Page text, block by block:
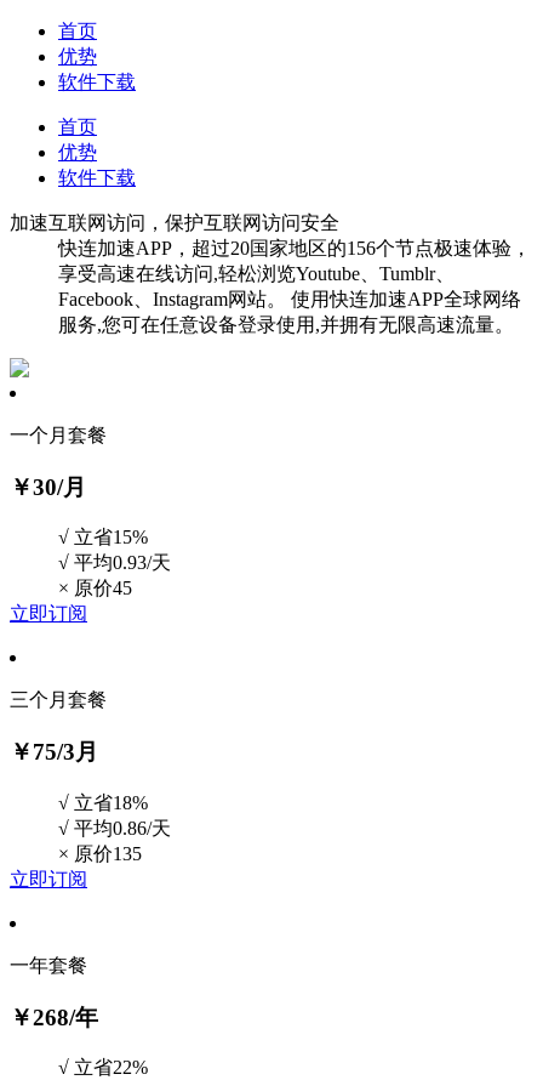
首页
优势
软件下载
首页
优势
软件下载
加速互联网访问，保护互联网访问安全
快连加速APP，超过20国家地区的156个节点极速体验，
享受高速在线访问,轻松浏览Youtube、Tumblr、
Facebook、Instagram网站。 使用快连加速APP全球网络
服务,您可在任意设备登录使用,并拥有无限高速流量。
一个月套餐
￥30/月
√ 立省15%
√ 平均0.93/天
× 原价45
立即订阅
三个月套餐
￥75/3月
√ 立省18%
√ 平均0.86/天
× 原价135
立即订阅
一年套餐
￥268/年
√ 立省22%